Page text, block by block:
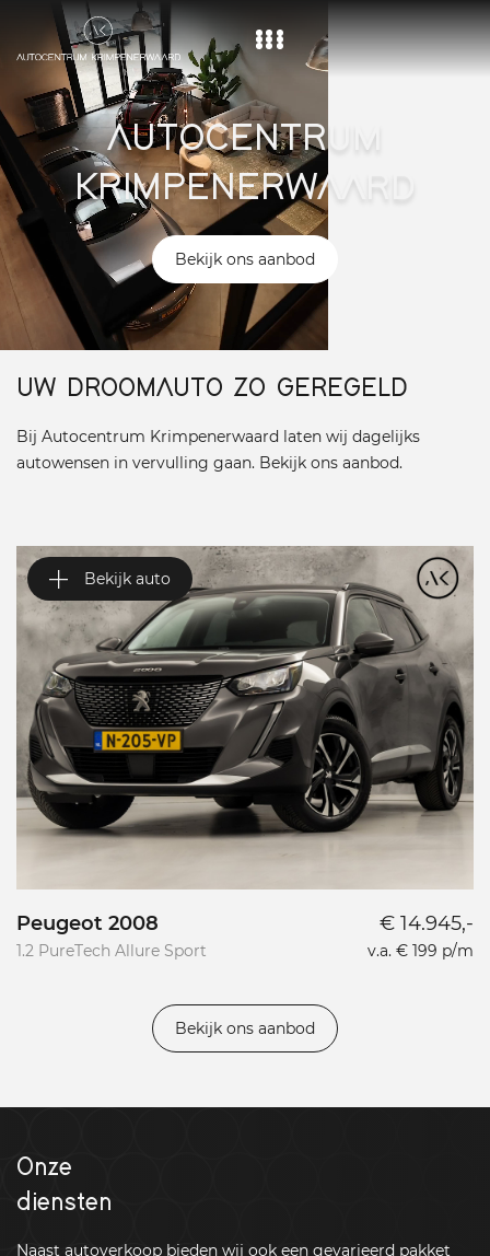
Home
Aanbod
Diensten
Over ons
Vacature
Contact
AUTOCENTRUM
KRIMPENERWAARD
Bekijk ons aanbod
UW DROOMAUTO ZO GEREGELD
Bij Autocentrum Krimpenerwaard laten wij dagelijks
autowensen in vervulling gaan. Bekijk ons aanbod.
Bekijk auto
Peugeot 2008
1.2 PureTech Allure Sport
€ 14.945,-
v.a. € 199 p/m
Bekijk ons aanbod
Onze
diensten
Naast autoverkoop bieden wij ook een gevarieerd pakket